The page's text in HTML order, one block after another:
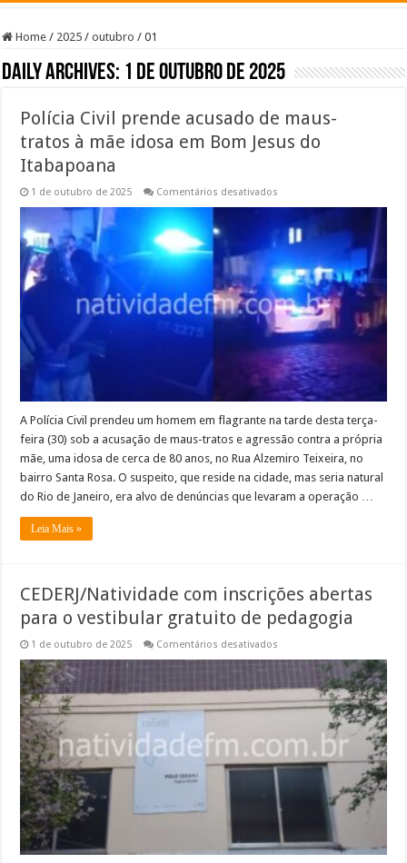
Home / 2025 / outubro / 01
Daily Archives: 1 de outubro de 2025
Polícia Civil prende acusado de maus-
tratos à mãe idosa em Bom Jesus do
Itabapoana
1 de outubro de 2025 Comentários desativados
prende
acusado
de
maus-
tratos
à
mãe
idosa
em
Bom
Jesus
do
Itabapoana
A Polícia Civil prendeu um homem em flagrante na tarde desta terça-
feira (30) sob a acusação de maus-tratos e agressão contra a própria
mãe, uma idosa de cerca de 80 anos, no Rua Alzemiro Teixeira, no
bairro Santa Rosa. O suspeito, que reside na cidade, mas seria natural
do Rio de Janeiro, era alvo de denúncias que levaram a operação …
Leia Mais »
CEDERJ/Natividade com inscrições abertas
para o vestibular gratuito de pedagogia
1 de outubro de 2025 Comentários desativados
abertas
para
gratuito
pedagogia